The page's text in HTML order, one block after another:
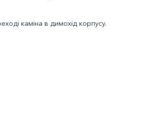
каміна в димохід корпусу.